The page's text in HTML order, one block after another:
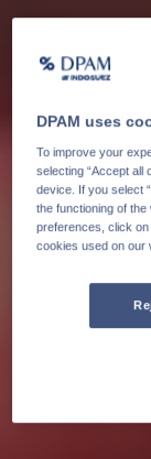
DPAM uses
To improve your
selecting “Accept all
device. If you select
the functioning of
preferences, click on
cookies used on our